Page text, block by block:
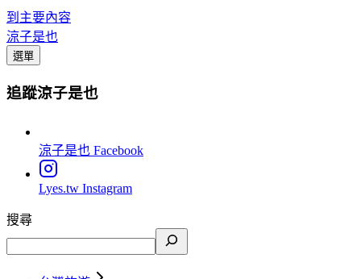
到主要內容
涼子是也
選單
追蹤涼子是也
涼子是也 Facebook
Lyes.tw Instagram
搜尋